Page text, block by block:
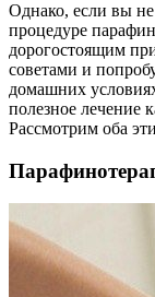
Однако, если вы не
процедуре
дорогостоящим
советами и
домашних
полезное лечение
Рассмотрим оба